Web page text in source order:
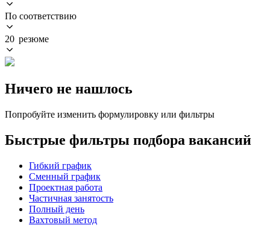
По соответствию
20 резюме
Ничего не нашлось
Попробуйте изменить формулировку или фильтры
Быстрые фильтры подбора вакансий
Гибкий график
Сменный график
Проектная работа
Частичная занятость
Полный день
Вахтовый метод